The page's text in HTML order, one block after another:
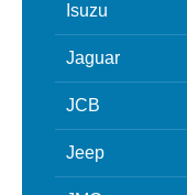
Isuzu
Jaguar
JCB
Jeep